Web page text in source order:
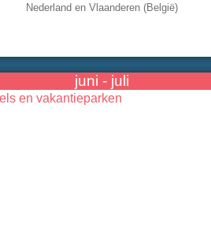
Nederland en Vlaanderen (België)
juni - juli